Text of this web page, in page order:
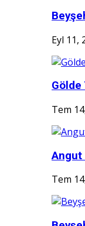
Eyl 11,
Gölde
Tem
Angut
Tem